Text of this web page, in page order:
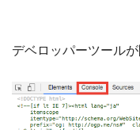
デベロッパーツール